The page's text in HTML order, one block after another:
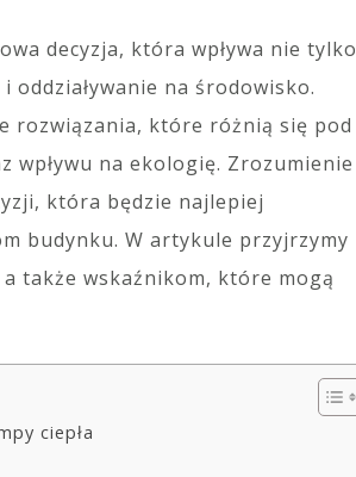
decyzja, która wpływa nie tylko
na środowisko.
rozwiązania, które różnią się pod
wpływu na ekologię. Zrozumienie
która będzie najlepiej
budynku. W artykule przyjrzymy
także wskaźnikom, które mogą
ciepła